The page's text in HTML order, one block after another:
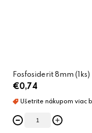
Fosfosiderit 8mm (1ks)
€0,74